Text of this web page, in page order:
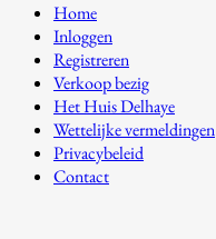
Home
Inloggen
Registreren
Verkoop bezig
Het Huis Delhaye
Wettelijke vermeldingen
Privacybeleid
Contact